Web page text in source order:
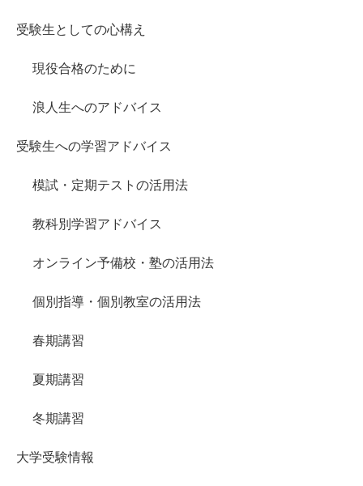
受験生としての心構え
現役合格のために
浪人生へのアドバイス
受験生への学習アドバイス
模試・定期テストの活用法
教科別学習アドバイス
オンライン予備校・塾の活用法
個別指導・個別教室の活用法
春期講習
夏期講習
冬期講習
大学受験情報